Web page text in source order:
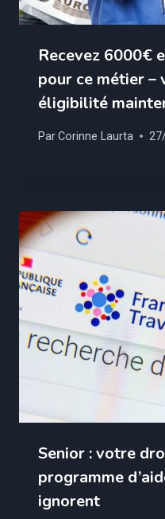
Recevez 6000€
pour ce métier –
éligibilité
ParCorinne Laurta
Senior : votre
programme
ignorent